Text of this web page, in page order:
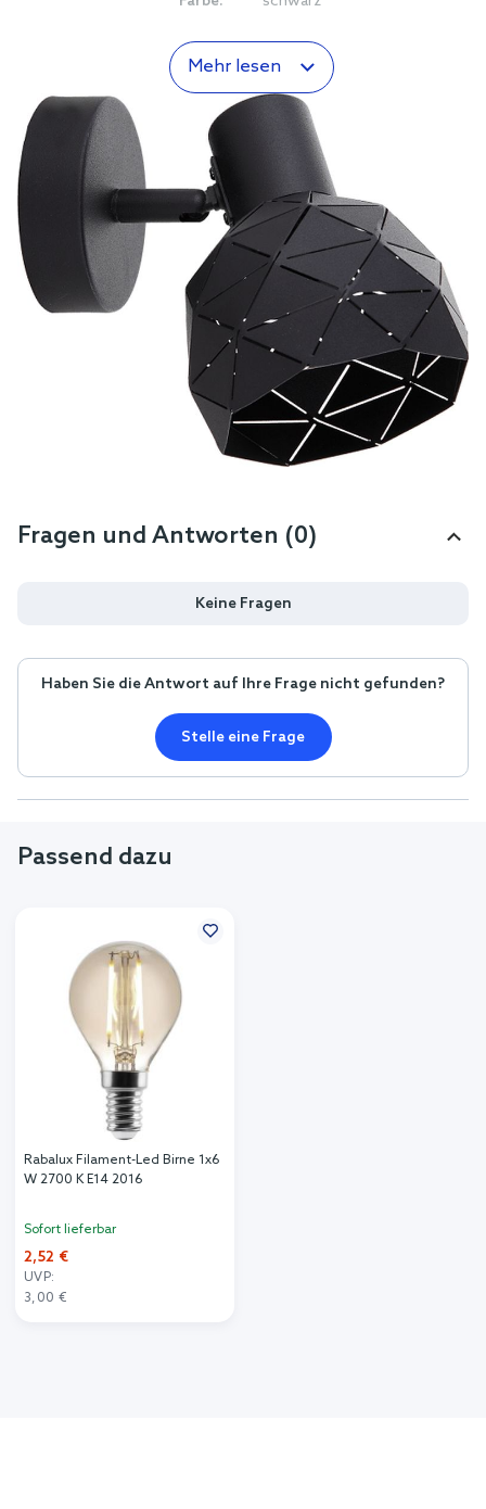
Mehr lesen
Fragen und Antworten (0)
Keine Fragen
Haben Sie die Antwort auf Ihre Frage nicht gefunden?
Stelle eine Frage
Passend dazu
Rabalux Filament-Led Birne 1x6
W 2700 K E14 2016
Sofort lieferbar
2,52 €
UVP:
3,00 €